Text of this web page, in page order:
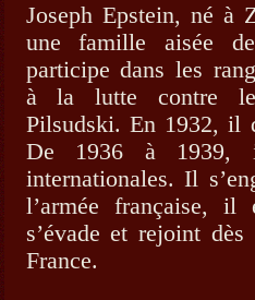
Joseph Epstein, né à
une famille aisée
participe dans les
à la lutte contre le
Pilsudski. En 1932, il
De 1936 à 1939,
internationales. Il
l’armée française,
s’évade et rejoint
France.